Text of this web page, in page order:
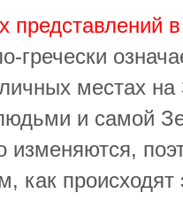
представлений
гречески
местах
и самой
изменяются,
как